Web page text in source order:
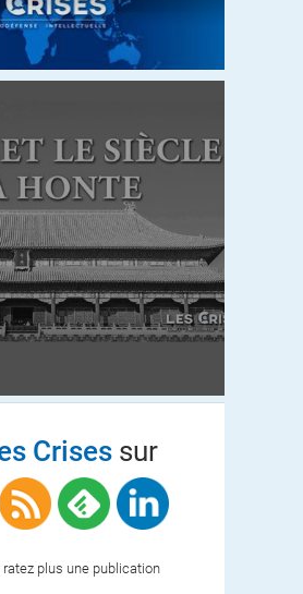
Crisessur
plus une publication